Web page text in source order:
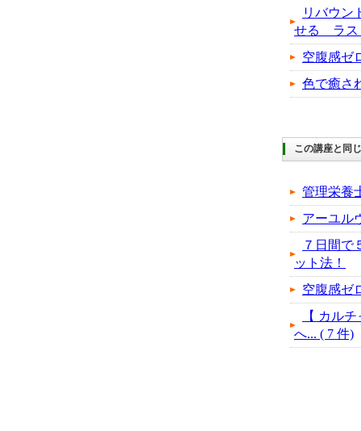
リバウン
せる ラス
空腹感ゼ
色で癒さ
この講座と同
管理栄養
アーユル
７日間で
ット法！
空腹感ゼ
【 カル
へ... ( 7 件)